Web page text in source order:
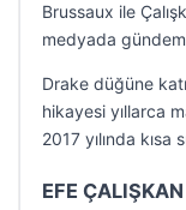
Brussaux ile
medyada
Drake düğüne
hikayesi yıllarca
2017 yılında
EFE